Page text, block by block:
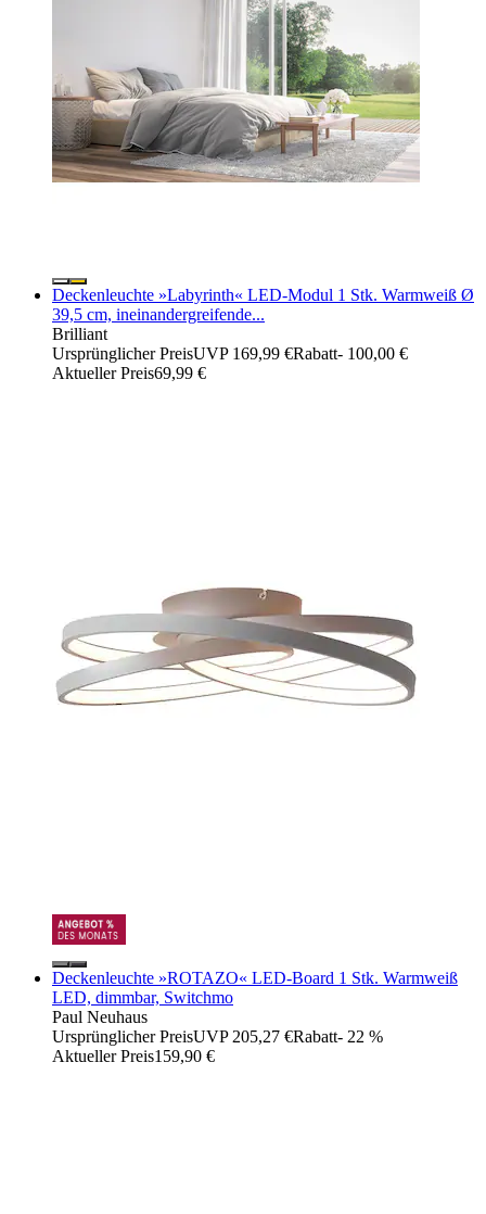
Deckenleuchte »Labyrinth« LED-Modul 1 Stk. Warmweiß Ø
39,5 cm, ineinandergreifende...
Brilliant
Ursprünglicher PreisUVP 169,99 €Rabatt- 100,00 €
Aktueller Preis69,99 €
Deckenleuchte »ROTAZO« LED-Board 1 Stk. Warmweiß
LED, dimmbar, Switchmo
Paul Neuhaus
Ursprünglicher PreisUVP 205,27 €Rabatt- 22 %
Aktueller Preis159,90 €